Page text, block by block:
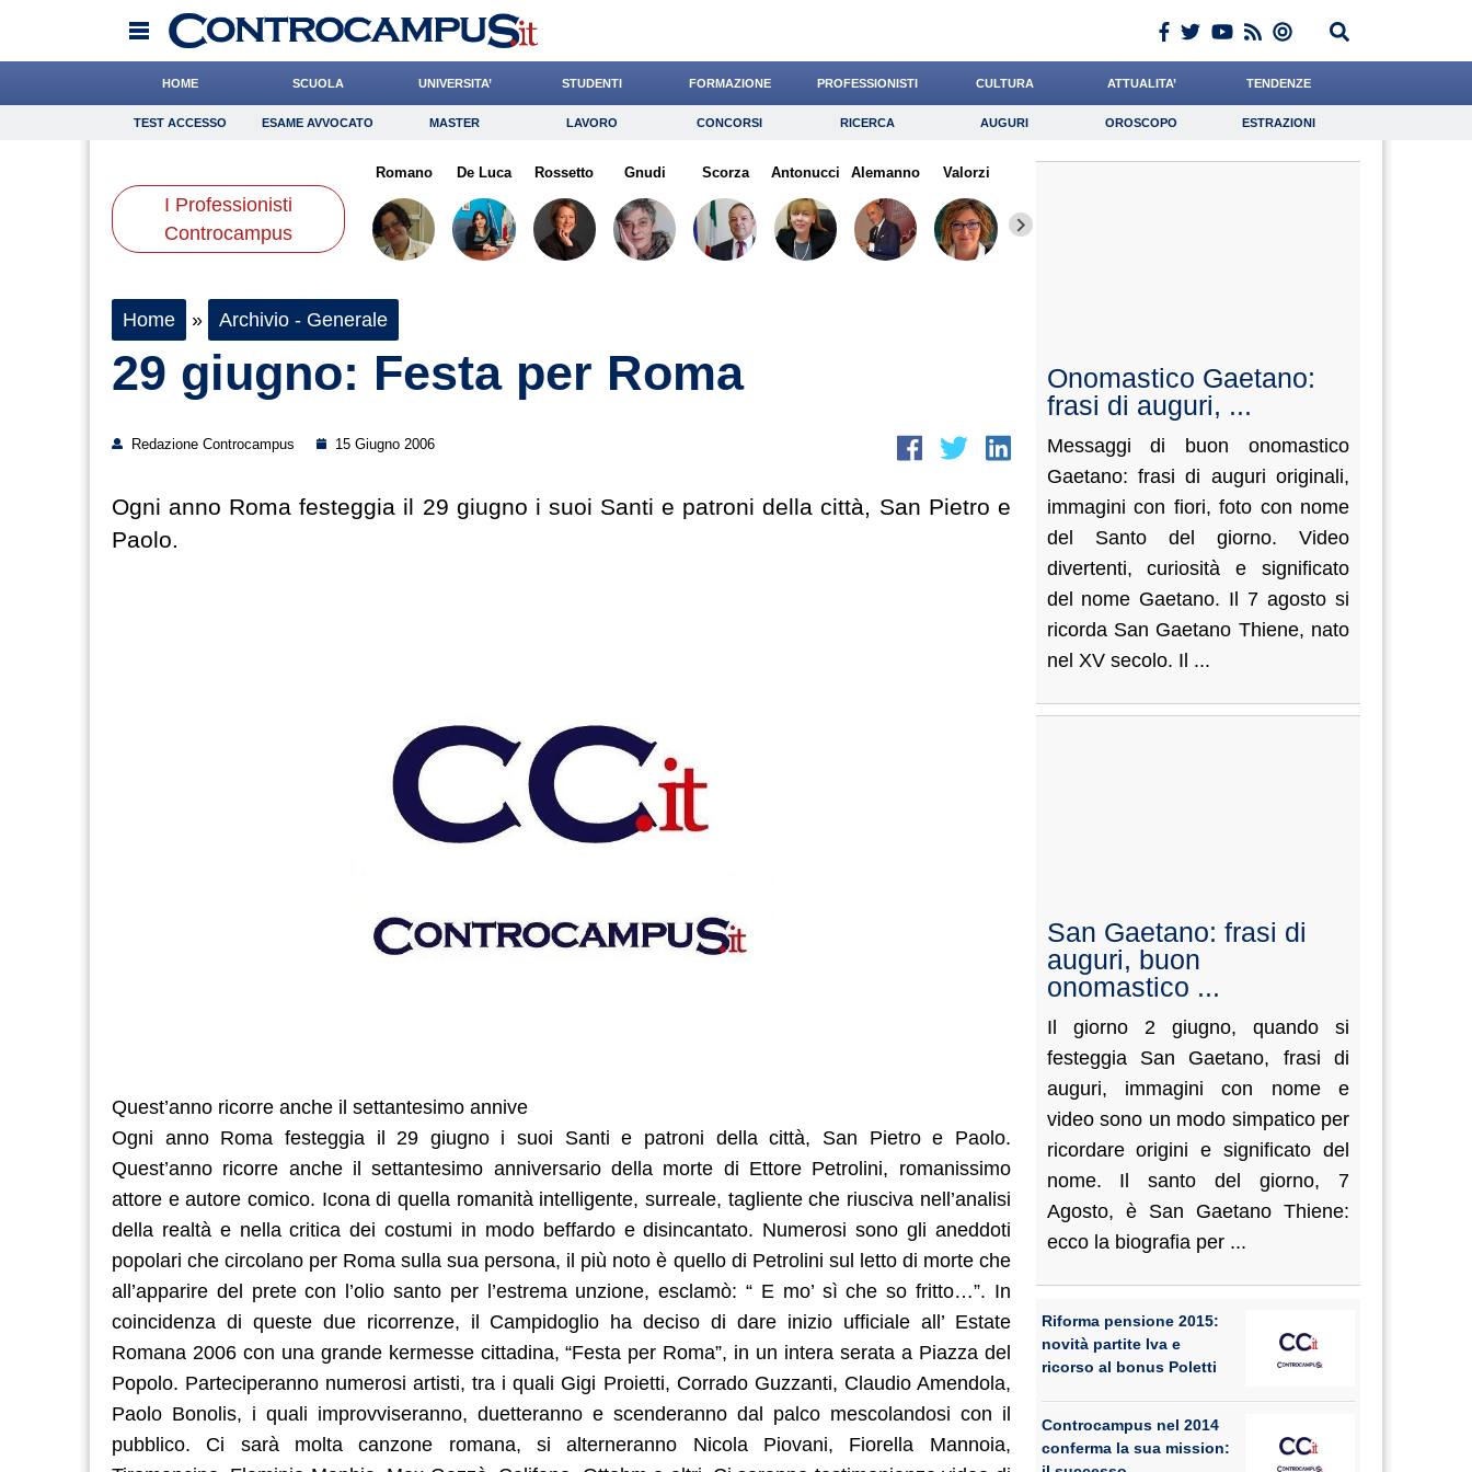
HOME SCUOLA UNIVERSITA’ STUDENTI FORMAZIONE PROFESSIONISTI CULTURA ATTUALITA’ TENDENZE
TEST ACCESSO Esame Avvocato Master Lavoro Concorsi Ricerca Auguri Oroscopo Estrazioni
Consigli Risparmio Diritto Economia Giornalista
Scienze
TEST ACCESSO ESAME AVVOCATO MASTER LAVORO CONCORSI RICERCA AUGURI OROSCOPO ESTRAZIONI
I Professionisti
Controcampus
Romano De Luca Rossetto Gnudi Scorza Antonucci Alemanno Valorzi
Home » Archivio - Generale
29 giugno: Festa per Roma
Redazione Controcampus 15 Giugno 2006
Ogni anno Roma festeggia il 29 giugno i suoi Santi e patroni della città, San Pietro e
Paolo.
Quest’anno ricorre anche il settantesimo annive
Ogni anno Roma festeggia il 29 giugno i suoi Santi e patroni della città, San Pietro e Paolo.
Quest’anno ricorre anche il settantesimo anniversario della morte di Ettore Petrolini, romanissimo
attore e autore comico. Icona di quella romanità intelligente, surreale, tagliente che riusciva nell’analisi
della realtà e nella critica dei costumi in modo beffardo e disincantato. Numerosi sono gli aneddoti
popolari che circolano per Roma sulla sua persona, il più noto è quello di Petrolini sul letto di morte che
all’apparire del prete con l’olio santo per l’estrema unzione, esclamò: “ E mo’ sì che so fritto…”. In
coincidenza di queste due ricorrenze, il Campidoglio ha deciso di dare inizio ufficiale all’ Estate
Romana 2006 con una grande kermesse cittadina, “Festa per Roma”, in un intera serata a Piazza del
Popolo. Parteciperanno numerosi artisti, tra i quali Gigi Proietti, Corrado Guzzanti, Claudio Amendola,
Paolo Bonolis, i quali improvviseranno, duetteranno e scenderanno dal palco mescolandosi con il
pubblico. Ci sarà molta canzone romana, si alterneranno Nicola Piovani, Fiorella Mannoia,
Onomastico Gaetano:
frasi di auguri, ...
Messaggi di buon onomastico
Gaetano: frasi di auguri originali,
immagini con fiori, foto con nome
del Santo del giorno. Video
divertenti, curiosità e significato
del nome Gaetano. Il 7 agosto si
ricorda San Gaetano Thiene, nato
nel XV secolo. Il ...
San Gaetano: frasi di
auguri, buon
onomastico ...
Il giorno 2 giugno, quando si
festeggia San Gaetano, frasi di
auguri, immagini con nome e
video sono un modo simpatico per
ricordare origini e significato del
nome. Il santo del giorno, 7
Agosto, è San Gaetano Thiene:
ecco la biografia per ...
Riforma pensione 2015:
novità partite Iva e
ricorso al bonus Poletti
Controcampus nel 2014
conferma la sua mission: